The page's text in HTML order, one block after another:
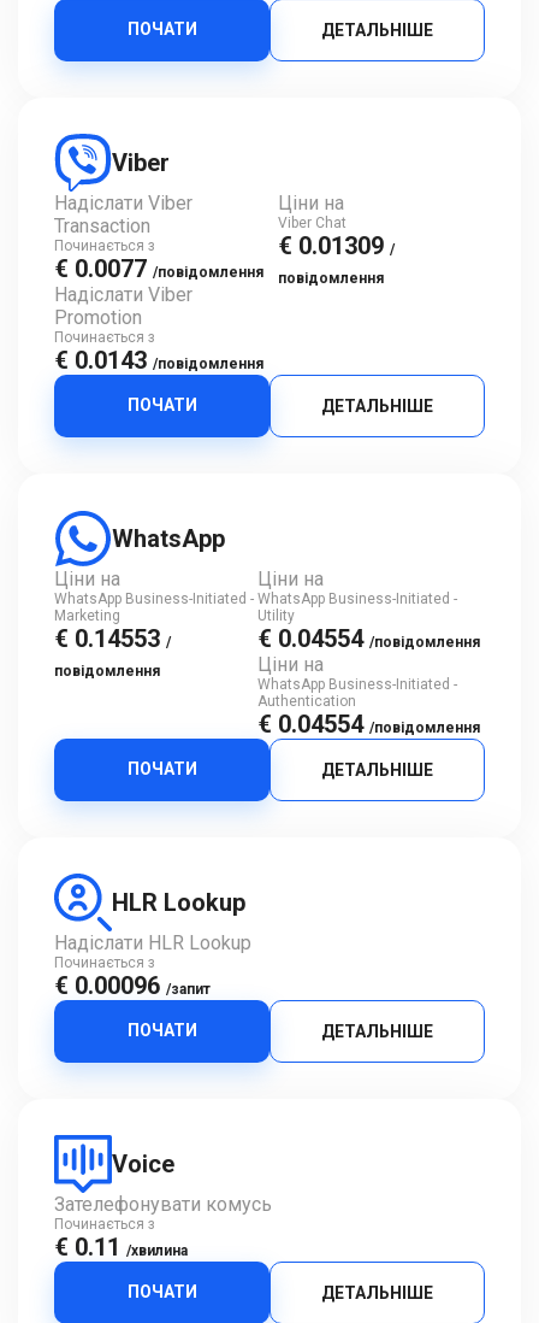
ПОЧАТИ ДЕТАЛЬНІШЕ
Viber
Надіслати Viber
Transaction
Починається з
€ 0.0077 /повідомлення
Надіслати Viber
Promotion
Починається з
€ 0.0143 /повідомлення
Ціни на
Viber Chat
€ 0.01309 /
повідомлення
ПОЧАТИ ДЕТАЛЬНІШЕ
WhatsApp
Ціни на
WhatsApp Business-Initiated -
Marketing
€ 0.14553 /
повідомлення
Ціни на
WhatsApp Business-Initiated -
Utility
€ 0.04554 /повідомлення
Ціни на
WhatsApp Business-Initiated -
Authentication
€ 0.04554 /повідомлення
ПОЧАТИ ДЕТАЛЬНІШЕ
HLR Lookup
Надіслати HLR Lookup
Починається з
€ 0.00096 /запит
ПОЧАТИ ДЕТАЛЬНІШЕ
Voice
Зателефонувати комусь
Починається з
€ 0.11 /хвилина
ПОЧАТИ ДЕТАЛЬНІШЕ